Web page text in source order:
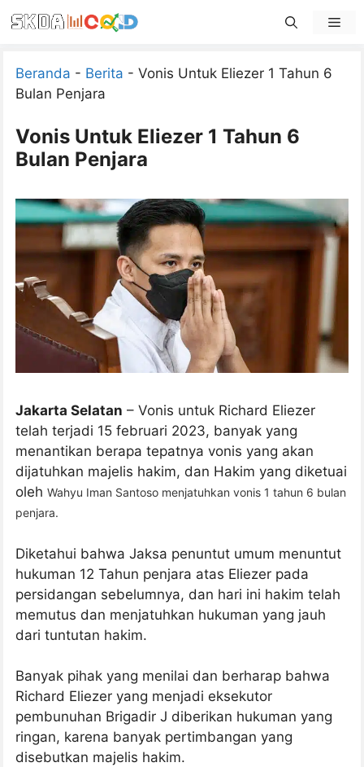
to
Beranda - Berita - Vonis Untuk Eliezer 1 Tahun 6
Bulan Penjara
Vonis Untuk Eliezer 1 Tahun 6
Bulan Penjara
Jakarta Selatan – Vonis untuk Richard Eliezer
telah terjadi 15 februari 2023, banyak yang
menantikan berapa tepatnya vonis yang akan
dijatuhkan majelis hakim, dan Hakim yang diketuai
oleh Wahyu Iman Santoso menjatuhkan vonis 1 tahun 6 bulan
penjara.
Diketahui bahwa Jaksa penuntut umum menuntut
hukuman 12 Tahun penjara atas Eliezer pada
persidangan sebelumnya, dan hari ini hakim telah
memutus dan menjatuhkan hukuman yang jauh
dari tuntutan hakim.
Banyak pihak yang menilai dan berharap bahwa
Richard Eliezer yang menjadi eksekutor
pembunuhan Brigadir J diberikan hukuman yang
ringan, karena banyak pertimbangan yang
disebutkan majelis hakim.